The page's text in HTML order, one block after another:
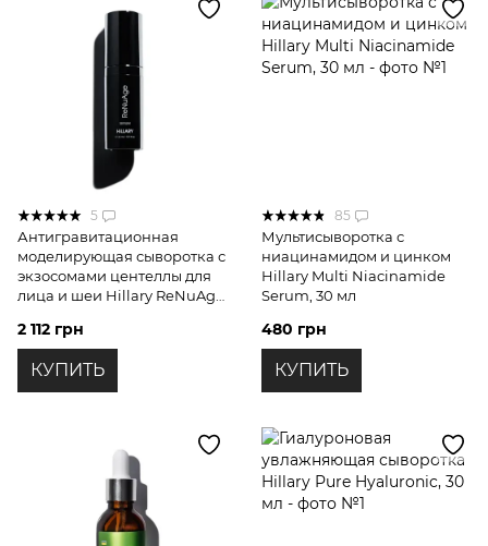
5
Антигравитационная
моделирующая сыворотка с
экзосомами центеллы для
лица и шеи Hillary ReNuAge
2 112 грн
КУПИТЬ
85
Мультисыворотка с
ниацинамидом и цинком
Hillary Multi Niacinamide
Serum, 30 мл
480 грн
КУПИТЬ